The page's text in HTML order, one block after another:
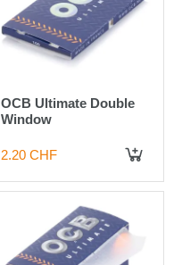
OCB Ultimate Double
Window
2.20 CHF